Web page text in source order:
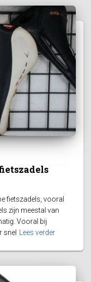
fietszadels, vooral
zijn meestal van
Vooral bij
snel Lees verder